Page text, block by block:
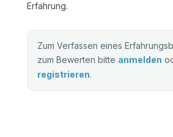
Erfahrung.
Zum Verfassen eines
zum Bewerten bitte anmelden
registrieren.